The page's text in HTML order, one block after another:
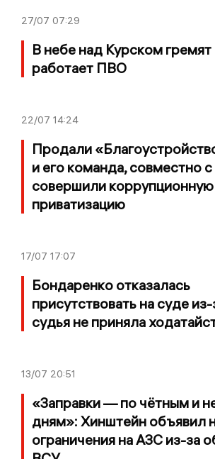
27/07 07:29
В небе над Курском
работает ПВО
22/07 14:24
Продали
и его команда, совместно
совершили коррупционную
приватизацию
17/07 17:07
Бондаренко отказалась
присутствовать на суде
судья не приняла
13/07 20:51
«Заправки — по чётным и
дням»: Хинштейн объявил
ограничения на АЗС из-за